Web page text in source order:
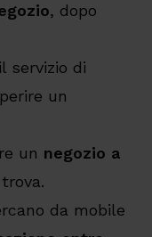
, dopo
servizio di
un
un negozio a
da mobile